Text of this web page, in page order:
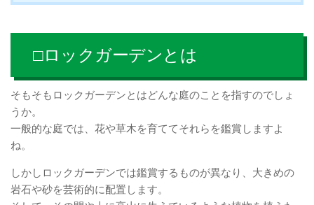
□ロックガーデンとは
そもそもロックガーデンとはどんな庭のことを指すのでしょ
うか。
一般的な庭では、花や草木を育ててそれらを鑑賞しますよ
ね。
しかしロックガーデンでは鑑賞するものが異なり、大きめの
岩石や砂を芸術的に配置します。